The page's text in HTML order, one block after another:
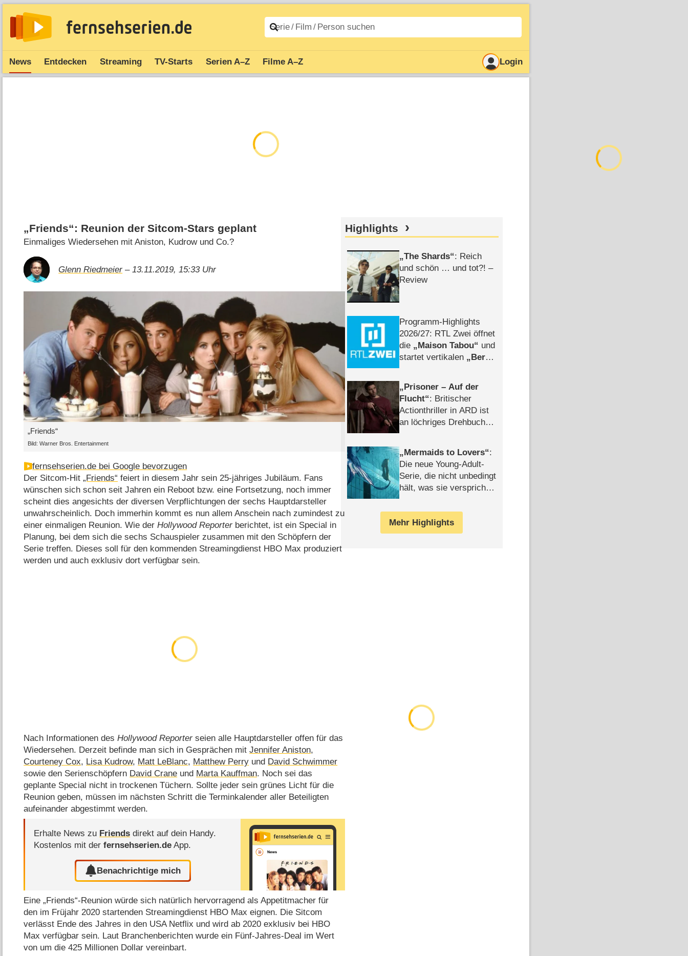
News Entdecken Streaming TV-Starts Serien A–Z Filme A–Z Login
„Friends“: Reunion der Sitcom-Stars geplant
Einmaliges Wiedersehen mit Aniston, Kudrow und Co.?
Glenn Riedmeier– 13.11.2019, 15:33 Uhr
„Friends“
Bild: Warner Bros. Entertainment
fernsehserien.de bei Google bevorzugen
Der Sitcom-Hit„Friends“ feiert in diesem Jahr sein 25-jähriges Jubiläum. Fans
wünschen sich schon seit Jahren ein Reboot bzw. eine Fortsetzung, noch immer
scheint dies angesichts der diversen Verpflichtungen der sechs Hauptdarsteller
unwahrscheinlich. Doch immerhin kommt es nun allem Anschein nach zumindest zu
einer einmaligen Reunion. Wie derHollywood Reporterberichtet, ist ein Special in
Planung, bei dem sich die sechs Schauspieler zusammen mit den Schöpfern der
Serie treffen. Dieses soll für den kommenden Streamingdienst HBO Max produziert
werden und auch exklusiv dort verfügbar sein.
Nach Informationen desHollywood Reporterseien alle Hauptdarsteller offen für das
Wiedersehen. Derzeit befinde man sich in Gesprächen mitJennifer Aniston,
Courteney Cox, Lisa Kudrow, Matt LeBlanc, Matthew Perry und David Schwimmer
sowie den Serienschöpfern David Crane und Marta Kauffman. Noch sei das
geplante Special nicht in trockenen Tüchern. Sollte jeder sein grünes Licht für die
Reunion geben, müssen im nächsten Schritt die Terminkalender aller Beteiligten
aufeinander abgestimmt werden.
Erhalte News zu Friends direkt auf dein Handy.
Kostenlos mit derfernsehserien.de App.
Benachrichtige mich
Eine „Friends“-Reunion würde sich natürlich hervorragend als Appetitmacher für
den im Früjahr 2020 startenden Streamingdienst HBO Max eignen. Die Sitcom
verlässt Ende des Jahres in den USA Netflix und wird ab 2020 exklusiv bei HBO
Max verfügbar sein. Laut Branchenberichten wurde ein Fünf-Jahres-Deal im Wert
von um die 425 Millionen Dollar vereinbart.
Highlights
The Shards : Reich
und schön … und tot?! –
Review
Programm-Highlights
2026/​27: RTL Zwei öffnet
die
Maison Tabou
und
startet vertikalen
Berlin
Prisoner – Auf der
Flucht : Britischer
Actionthriller in ARD ist
an löchriges Drehbuch
Mermaids to Lovers :
Die neue Young-Adult-
Serie, die nicht unbedingt
hält, was sie verspricht –
Mehr Highlights